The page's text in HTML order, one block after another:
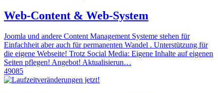
Web-Content & Web-System
Joomla und andere Content Management Systeme stehen für
Einfachheit aber auch für permanenten Wandel . Unterstützung für
die eigene Webseite! Trotz Social Media: Eigene Inhalte auf eigenen
Seiten pflegen! Angebot! Aktualisierun…
49085